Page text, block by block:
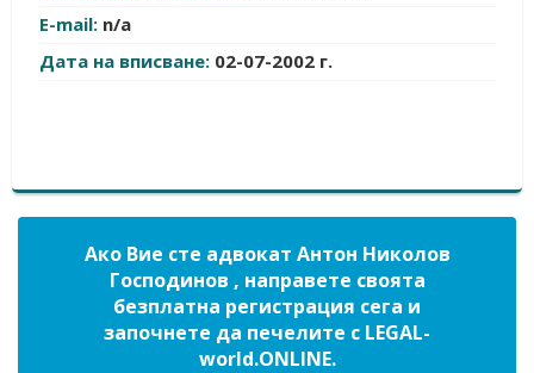
E-mail: n/a
Дата на вписване: 02-07-2002 г.
Ако Вие сте адвокат Антон Николов
Господинов , направете своята
безплатна регистрация сега и
започнете да печелите с LEGAL-
world.ONLINE.